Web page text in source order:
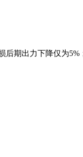
期出力下降仅为